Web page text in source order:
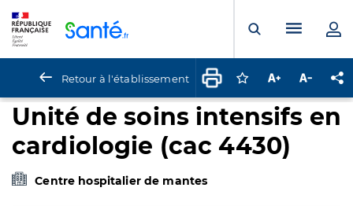
Ouvrir laMenu
Retour à l'établissement Connectez-vous
Augmenter la
Unité de soins intensifs en
cardiologie (cac 4430)
Centre hospitalier de mantes